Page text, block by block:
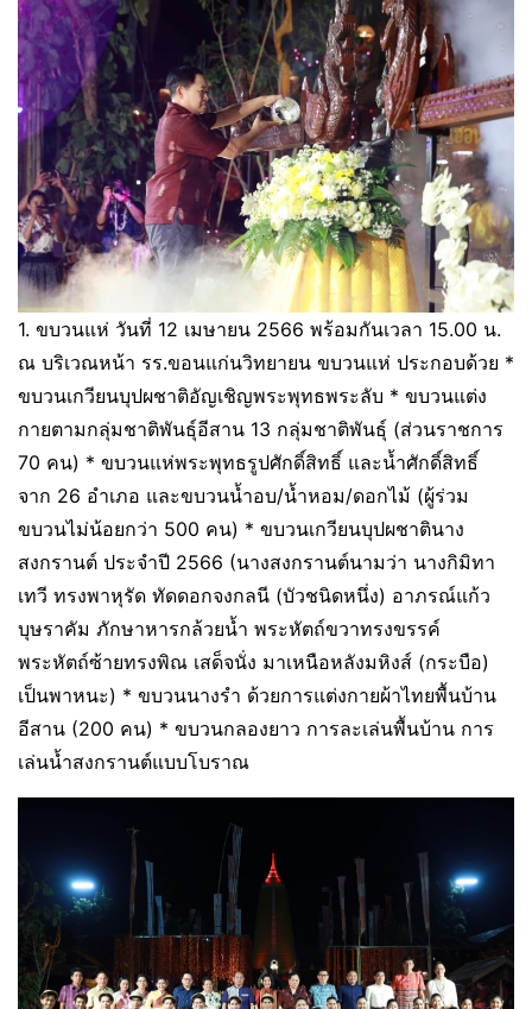
1. ขบวนแห่ วันที่ 12 เมษายน 2566 พร้อมกันเวลา 15.00 น.
ณ บริเวณหน้า รร.ขอนแก่นวิทยายน ขบวนแห่ ประกอบด้วย *
ขบวนเกวียนบุปผชาติอัญเชิญพระพุทธพระลับ * ขบวนแต่ง
กายตามกลุ่มชาติพันธุ์อีสาน 13 กลุ่มชาติพันธุ์ (ส่วนราชการ
70 คน) * ขบวนแห่พระพุทธรูปศักดิ์สิทธิ์ และน้ำศักดิ์สิทธิ์
จาก 26 อำเภอ และขบวนน้ำอบ/น้ำหอม/ดอกไม้ (ผู้ร่วม
ขบวนไม่น้อยกว่า 500 คน) * ขบวนเกวียนบุปผชาตินาง
สงกรานต์ ประจำปี 2566 (นางสงกรานต์นามว่า นางกิมิทา
เทวี ทรงพาหุรัด ทัดดอกจงกลนี (บัวชนิดหนึ่ง) อาภรณ์แก้ว
บุษราคัม ภักษาหารกล้วยน้ำ พระหัตถ์ขวาทรงขรรค์
พระหัตถ์ซ้ายทรงพิณ เสด็จนั่ง มาเหนือหลังมหิงส์ (กระบือ)
เป็นพาหนะ) * ขบวนนางรำ ด้วยการแต่งกายผ้าไทยพื้นบ้าน
อีสาน (200 คน) * ขบวนกลองยาว การละเล่นพื้นบ้าน การ
เล่นน้ำสงกรานต์แบบโบราณ